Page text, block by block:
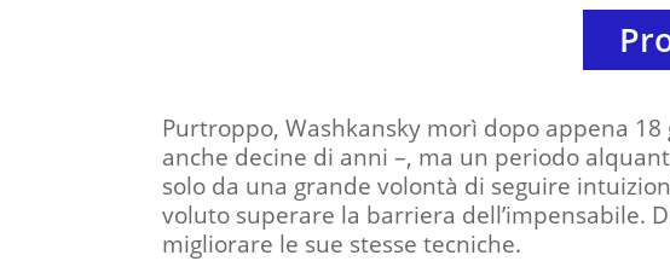
Purtroppo, Washkansky morì dopo appena
anche decine di anni –, ma un periodo
solo da una grande volontà di seguire
voluto superare la barriera dell’impensabile.
migliorare le sue stesse tecniche.